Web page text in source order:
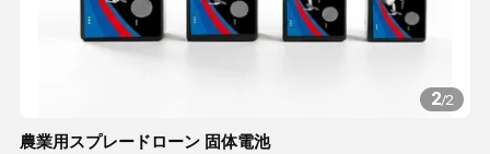
2/2
農業用スプレードローン 固体電池